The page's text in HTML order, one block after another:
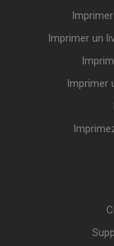
Imprimer un
Imprimer